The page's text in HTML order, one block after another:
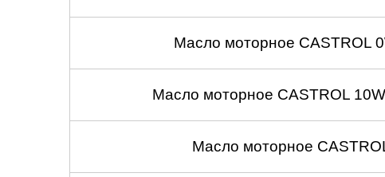
Масло моторное CASTROL
Масло моторное CASTROL
Масло моторное